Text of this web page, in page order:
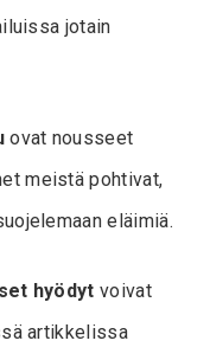
jotain
ovat nousseet
meistä pohtivat,
eläimiä.
hyödyt voivat
artikkelissa